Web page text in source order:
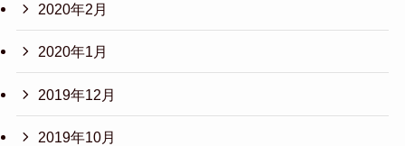
2020年2月
2020年1月
2019年12月
2019年10月